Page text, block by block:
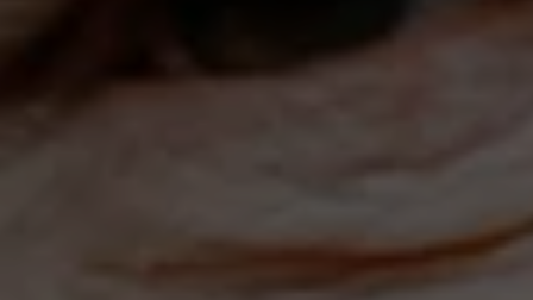
Warn- und Kontrollleuchten
Assistenzsysteme
Volkswagen R
Volkswagen Kundenbetreuung